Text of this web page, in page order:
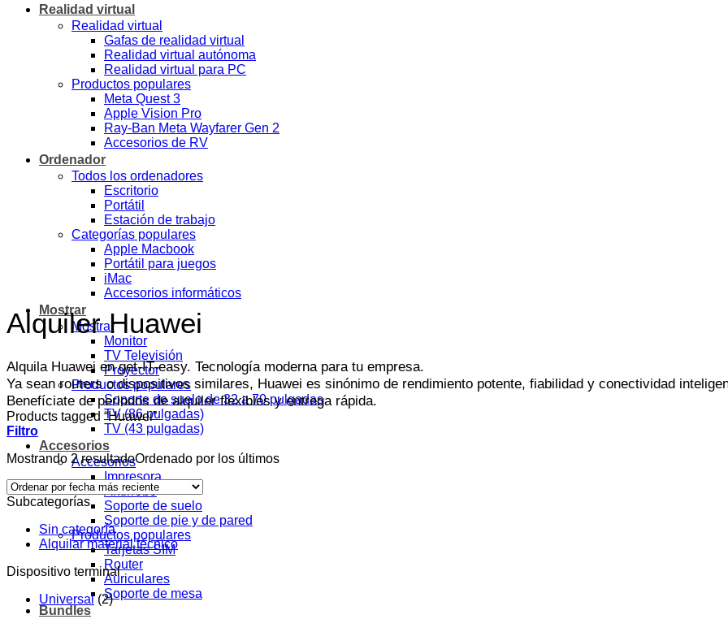
Realidad virtual
Realidad virtual
Gafas de realidad virtual
Realidad virtual autónoma
Realidad virtual para PC
Productos populares
Meta Quest 3
Apple Vision Pro
Ray-Ban Meta Wayfarer Gen 2
Accesorios de RV
Ordenador
Todos los ordenadores
Escritorio
Portátil
Estación de trabajo
Categorías populares
Apple Macbook
Portátil para juegos
iMac
Accesorios informáticos
Mostrar
Mostrar
Monitor
TV Televisión
Proyector
Productos populares
Soporte de suelo de 32 a 70 pulgadas
TV (86 pulgadas)
TV (43 pulgadas)
Accesorios
Accesorios
Impresora
Antirrobo
Soporte de suelo
Soporte de pie y de pared
Productos populares
Tarjetas SIM
Router
Auriculares
Soporte de mesa
Bundles
Alquiler Huawei
Alquila Huawei en get-IT-easy. Tecnología moderna para tu empresa.
Ya sean routers o dispositivos similares, Huawei es sinónimo de rendimiento potente, fiabilidad y conectividad
Benefíciate de periodos de alquiler flexibles y entrega rápida.
Products tagged “Huawei”
Filtro
Mostrando 2 resultadoOrdenado por los últimos
Subcategorías
Sin categoría
Alquilar material técnico
Dispositivo terminal
Universal (2)